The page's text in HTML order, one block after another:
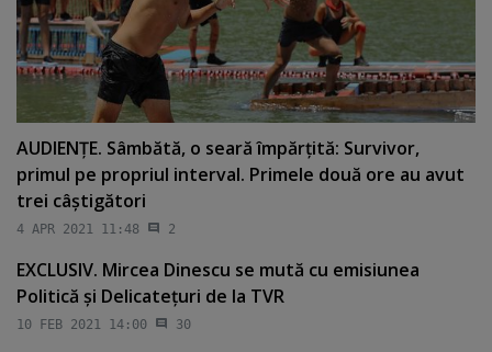
AUDIENŢE. Sâmbătă, o seară împărţită: Survivor,
primul pe propriul interval. Primele două ore au avut
trei câştigători
4 APR 2021 11:48 2
EXCLUSIV. Mircea Dinescu se mută cu emisiunea
Politică şi Delicateţuri de la TVR
10 FEB 2021 14:00 30